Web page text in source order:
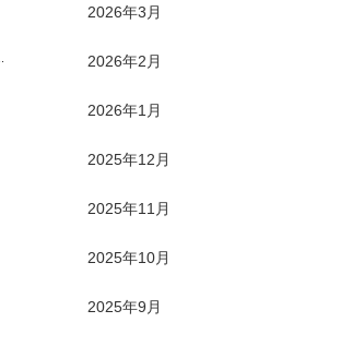
2026年3月
2026年2月
2026年1月
2025年12月
2025年11月
2025年10月
2025年9月